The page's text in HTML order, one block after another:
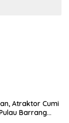
Atraktor Cumi
Barrang